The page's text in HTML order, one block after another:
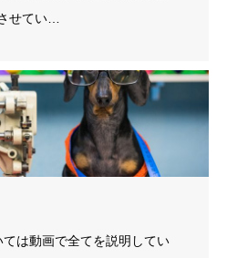
せてい…